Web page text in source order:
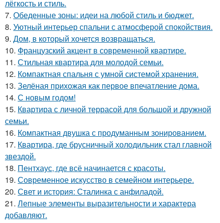
лёгкость и стиль.
7. Обеденные зоны: идеи на любой стиль и бюджет.
8. Уютный интерьер спальни с атмосферой спокойствия.
9. Дом, в который хочется возвращаться.
10. Французский акцент в современной квартире.
11. Стильная квартира для молодой семьи.
12. Компактная спальня с умной системой хранения.
13. Зелёная прихожая как первое впечатление дома.
14. С новым годом!
15. Квартира с личной террасой для большой и дружной
семьи.
16. Компактная двушка с продуманным зонированием.
17. Квартира, где брусничный холодильник стал главной
звездой.
18. Пентхаус, где всё начинается с красоты.
19. Современное искусство в семейном интерьере.
20. Свет и история: Сталинка с анфиладой.
21. Лепные элементы выразительности и характера
добавляют.